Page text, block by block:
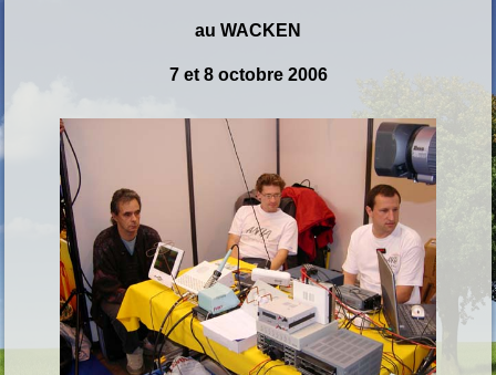
au WACKEN
7 et 8 octobre 2006